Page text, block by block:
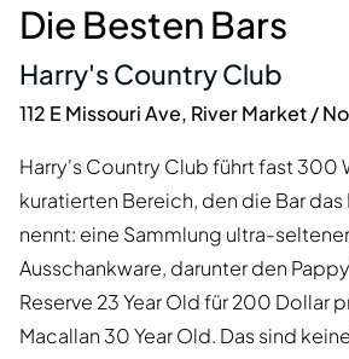
Die Besten Bars
Harry's Country Club
112 E Missouri Ave, River Market /
Harry's Country Club führt fast 300
kuratierten Bereich, den die Bar
nennt: eine Sammlung ultra-
Ausschankware, darunter den
Reserve 23 Year Old für 200 Dollar
Macallan 30 Year Old. Das sind